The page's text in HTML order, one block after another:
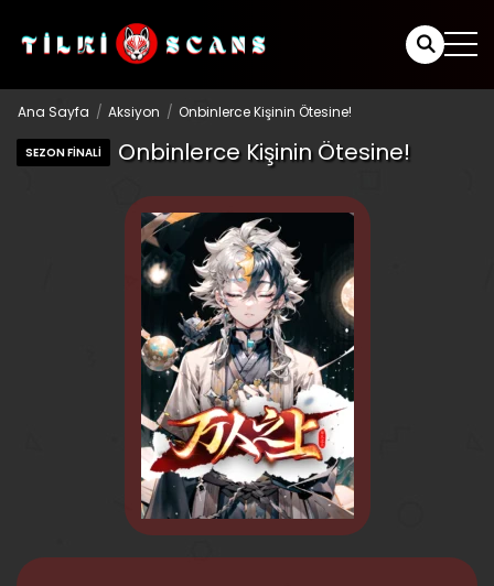
Ana Sayfa Aksiyon Onbinlerce Kişinin Ötesine!
SEZON FINALI Onbinlerce Kişinin Ötesine!